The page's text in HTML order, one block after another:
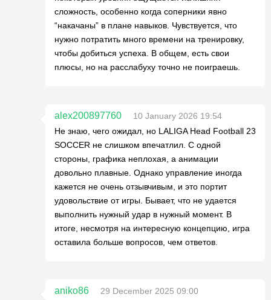
сложность, особенно когда соперники явно
“накачаны” в плане навыков. Чувствуется, что
нужно потратить много времени на тренировку,
чтобы добиться успеха. В общем, есть свои
плюсы, но на расслабуху точно не поиграешь.
alex200897760
10 January 2026 19:54
Не знаю, чего ожидал, но LALIGA Head Football 23
SOCCER не слишком впечатлил. С одной
стороны, графика неплохая, а анимации
довольно плавные. Однако управление иногда
кажется не очень отзывчивым, и это портит
удовольствие от игры. Бывает, что не удается
выполнить нужный удар в нужный момент. В
итоге, несмотря на интересную концепцию, игра
оставила больше вопросов, чем ответов.
aniko86
29 December 2025 09:00